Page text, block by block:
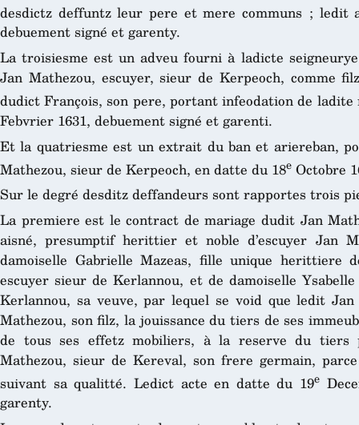
desdictz deffuntz leur pere et mere communs ; ledit
debuement signé et garenty.
La troisiesme est un adveu fourni à ladicte
Jan Mathezou, escuyer, sieur de Kerpeoch, comme
dudict François, son pere, portant infeodation de ladite
Febvrier 1631, debuement signé et garenti.
Et la quatriesme est un extrait du ban et ariereban,
Mathezou, sieur de Kerpeoch, en datte du 18e Octobre
Sur le degré desditz deffandeurs sont rapportes trois
La premiere est le contract de mariage dudit Jan
aisné, presumptif herittier et noble d’escuyer Jan
damoiselle Gabrielle Mazeas, fille unique herittiere
escuyer sieur de Kerlannou, et de damoiselle
Kerlannou, sa veuve, par lequel se void que ledit
Mathezou, son filz, la jouissance du tiers de ses
de tous ses effetz mobiliers, à la reserve du tiers
Mathezou, sieur de Kereval, son frere germain,
suivant sa qualitté. Ledict acte en datte du 19e
garenty.